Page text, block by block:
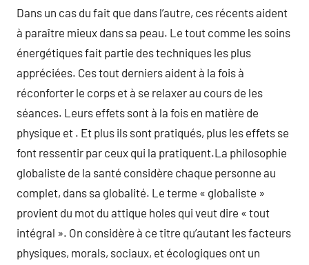
Dans un cas du fait que dans l’autre, ces récents aident
à paraître mieux dans sa peau. Le tout comme les soins
énergétiques fait partie des techniques les plus
appréciées. Ces tout derniers aident à la fois à
réconforter le corps et à se relaxer au cours de les
séances. Leurs effets sont à la fois en matière de
physique et . Et plus ils sont pratiqués, plus les effets se
font ressentir par ceux qui la pratiquent.La philosophie
globaliste de la santé considère chaque personne au
complet, dans sa globalité. Le terme « globaliste »
provient du mot du attique holes qui veut dire « tout
intégral ». On considère à ce titre qu’autant les facteurs
physiques, morals, sociaux, et écologiques ont un